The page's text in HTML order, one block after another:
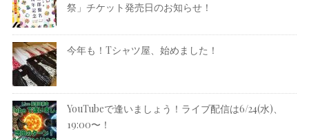
祭」チケット発売日のお知らせ！
今年も！Tシャツ屋、始めました！
YouTubeで逢いましょう！ライブ配信は6/24(水)、
19:00〜！